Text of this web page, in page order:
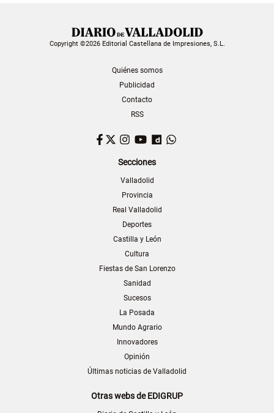
Copyright ©2026 Editorial Castellana de Impresiones, S.L.
Quiénes somos
Publicidad
Contacto
RSS
Facebook
TwitterInstagram
YouTubeDailymotion
Secciones
Valladolid
Provincia
Real Valladolid
Deportes
Castilla y León
Cultura
Fiestas de San Lorenzo
Sanidad
Sucesos
La Posada
Mundo Agrario
Innovadores
Opinión
Últimas noticias de Valladolid
Otras webs de EDIGRUP